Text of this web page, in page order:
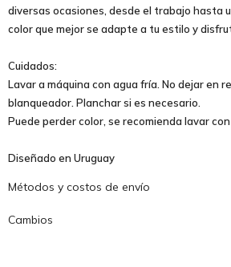
diversas ocasiones, desde el trabajo hasta
color que mejor se adapte a tu estilo y
Cuidados:
Lavar a máquina con agua fría. No dejar en
blanqueador. Planchar si es necesario.
Puede perder color, se recomienda lavar
Diseñado en Uruguay
Métodos y costos de envío
Cambios